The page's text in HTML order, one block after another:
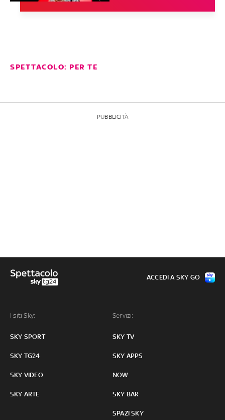
SPETTACOLO: PER TE
PUBBLICITÀ
I siti Sky:
SKY SPORT
SKY TG24
SKY VIDEO
SKY ARTE
Servizi:
SKY TV
SKY APPS
NOW
SKY BAR
SPAZI SKY
ACCEDI A SKY GO